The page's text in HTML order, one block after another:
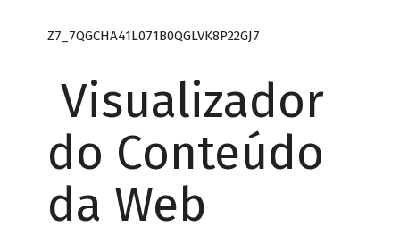
Z7_7QGCHA41L071B0QGLVK8P22GJ7
Visualizador
do Conteúdo
da Web